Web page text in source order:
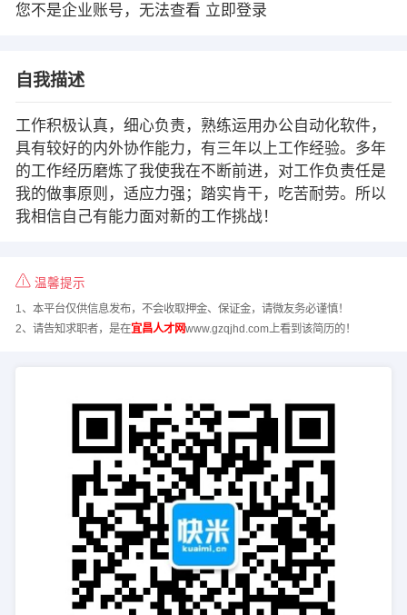
您不是企业账号，无法查看 立即登录
自我描述
工作积极认真，细心负责，熟练运用办公自动化软件，
具有较好的内外协作能力，有三年以上工作经验。多年
的工作经历磨炼了我使我在不断前进，对工作负责任是
我的做事原则，适应力强；踏实肯干，吃苦耐劳。所以
我相信自己有能力面对新的工作挑战！
温馨提示
1、本平台仅供信息发布，不会收取押金、保证金，请微友务必谨慎！
2、请告知求职者，是在宜昌人才网www.gzqjhd.com上看到该简历的！